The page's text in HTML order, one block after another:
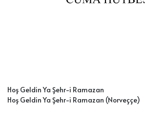
Hoş Geldin Ya Şehr-i Ramazan
Hoş Geldin Ya Şehr-i Ramazan (Norveççe)